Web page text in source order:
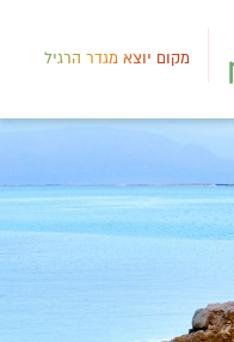
מקום יוצא מגדר הרגיל